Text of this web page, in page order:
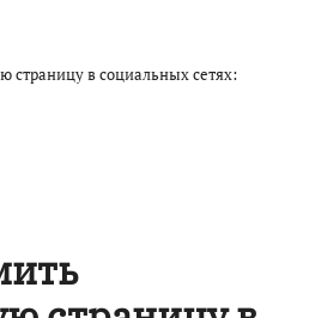
в социальных сетях: